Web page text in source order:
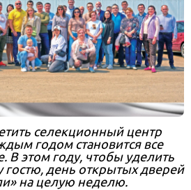
селекционный центр
годом становится все
В этом году, чтобы уделить
день открытых дверей
на целую неделю.